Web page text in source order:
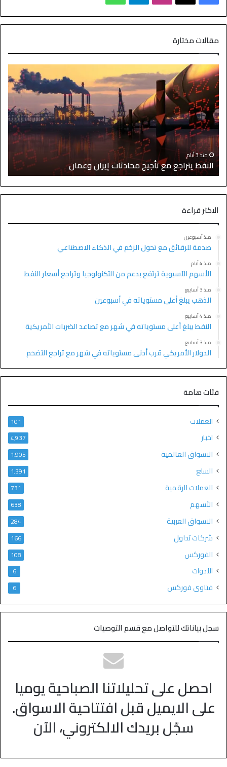
مقالات مختارة
منذ 3 أيام
النفط يتراجع مع تأجيج محادثات إيران وعمان
الاكثر قراءة
منذ أسبوعين
صدمة للرقائق مع تحول الزخم في الذكاء الاصطناعي
منذ 4 أيام
الأسهم الآسيوية ترتفع بدعم من التكنولوجيا وتراجع أسعار النفط
منذ 3 أسابيع
الذهب يبلغ أعلى مستوياته في أسبوعين
منذ 4 أسابيع
النفط يبلغ أعلى مستوياته في شهر مع تصاعد الضربات الأمريكية
منذ 3 أسابيع
الدولار الأمريكي قرب أدنى مستوياته في شهر مع تراجع التضخم
فئات هامة
العملات 101
اخبار 4٬937
الاسواق العالمية 1٬905
السلع 1٬391
العملات الرقمية 731
الأسهم 638
الاسواق العربية 284
شركات تداول 166
الفوركس 108
الأدوات 6
فتاوى فوركس 6
سجل بياناتك للتواصل مع قسم التوصيات
احصل على تحليلاتنا الصباحية يوميا
على الايميل قبل افتتاحية الاسواق.
سجّل بريدك الالكتروني، الآن